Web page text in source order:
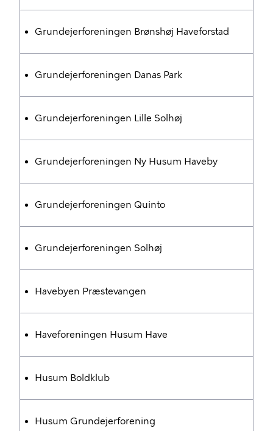
Grundejerforeningen Brønshøj Haveforstad
Grundejerforeningen Danas Park
Grundejerforeningen Lille Solhøj
Grundejerforeningen Ny Husum Haveby
Grundejerforeningen Quinto
Grundejerforeningen Solhøj
Havebyen Præstevangen
Haveforeningen Husum Have
Husum Boldklub
Husum Grundejerforening